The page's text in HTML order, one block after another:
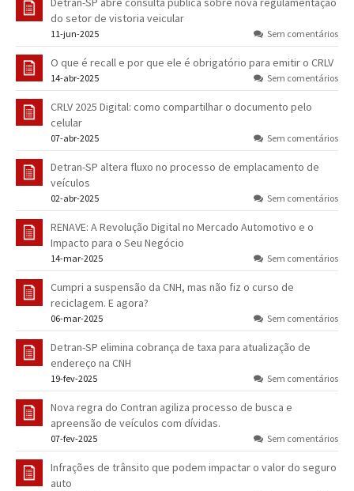
do setor de vistoria veicular
11-jun-2025 Sem comentários
O que é recall e por que ele é obrigatório para emitir o CRLV
14-abr-2025 Sem comentários
CRLV 2025 Digital: como compartilhar o documento pelo
celular
07-abr-2025 Sem comentários
Detran-SP altera fluxo no processo de emplacamento de
veículos
02-abr-2025 Sem comentários
RENAVE: A Revolução Digital no Mercado Automotivo e o
Impacto para o Seu Negócio
14-mar-2025 Sem comentários
Cumpri a suspensão da CNH, mas não fiz o curso de
reciclagem. E agora?
06-mar-2025 Sem comentários
Detran-SP elimina cobrança de taxa para atualização de
endereço na CNH
19-fev-2025 Sem comentários
Nova regra do Contran agiliza processo de busca e
apreensão de veículos com dívidas.
07-fev-2025 Sem comentários
Infrações de trânsito que podem impactar o valor do seguro
auto